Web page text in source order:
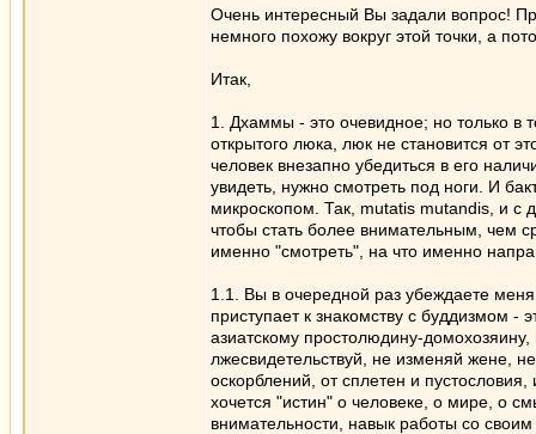
Очень интересный Вы задали вопрос!
немного похожу вокруг этой точки, а
Итак,
1. Дхаммы - это очевидное; но только в
открытого люка, люк не становится от
человек внезапно убедиться в его
увидеть, нужно смотреть под ноги. И
микроскопом. Так, mutatis mutandis, и с
чтобы стать более внимательным, чем
именно "смотреть", на что именно
1.1. Вы в очередной раз убеждаете
приступает к знакомству с буддизмом
азиатскому простолюдину-
лжесвидетельствуй, не изменяй жене,
оскорблений, от сплетен и
хочется "истин" о человеке, о мире, о
внимательности, навык работы со